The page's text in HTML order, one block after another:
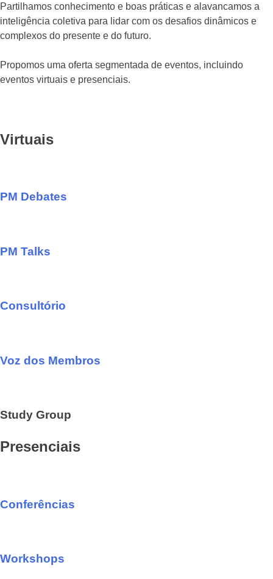
Partilhamos conhecimento e boas práticas e alavancamos a
inteligência coletiva para lidar com os desafios dinâmicos e
complexos do presente e do futuro.
Propomos uma oferta segmentada de eventos, incluindo
eventos virtuais e presenciais.
Virtuais
PM Debates
PM Talks
Consultório
Voz dos Membros
Study Group
Presenciais
Conferências
Workshops